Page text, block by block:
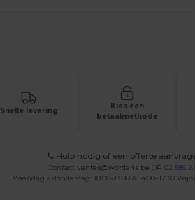
Snelle levering
Kies een
betaalmethode
Hulp nodig of een offerte
Contact ventes@wordans.be OR 02 586
Maandag – donderdag: 10:00–13:00 & 14:00–17:30